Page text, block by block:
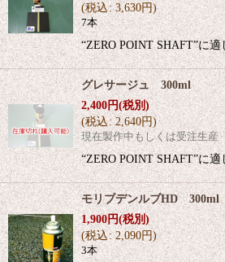
(税込: 3,630円)
7本
“ZERO POINT SHAFT”に
グレサージュ 300ml
2,400円(税別)
(税込: 2,640円)
現在製作中もしくは受注生産
“ZERO POINT SHAFT”に
モリブデンルブHD 300ml
1,900円(税別)
(税込: 2,090円)
3本